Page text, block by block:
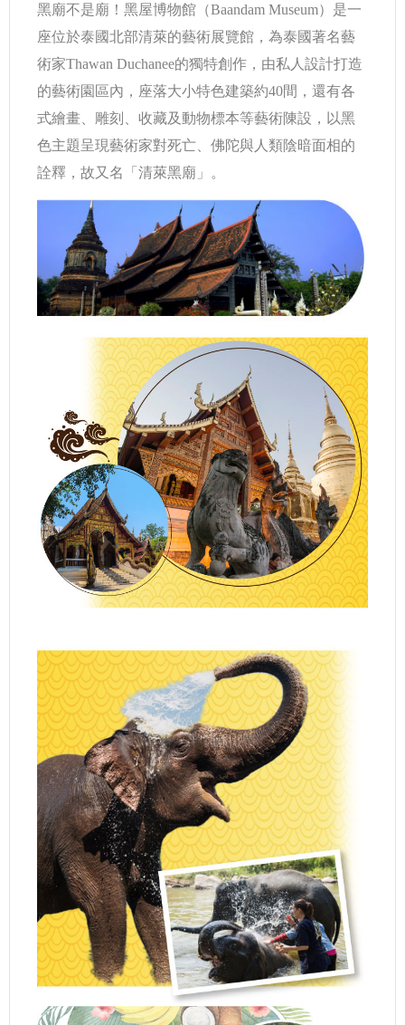
黑廟不是廟！黑屋博物館（Baandam Museum）是一
座位於泰國北部清萊的藝術展覽館，為泰國著名藝
術家Thawan Duchanee的獨特創作，由私人設計打造
的藝術園區內，座落大小特色建築約40間，還有各
式繪畫、雕刻、收藏及動物標本等藝術陳設，以黑
色主題呈現藝術家對死亡、佛陀與人類陰暗面相的
詮釋，故又名「清萊黑廟」。